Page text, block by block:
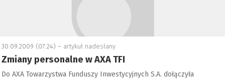
30.09.2009 (07:24) – artykuł nadesłany
Zmiany personalne w AXA TFI
Do AXA Towarzystwa Funduszy Inwestycyjnych S.A. dołączyła